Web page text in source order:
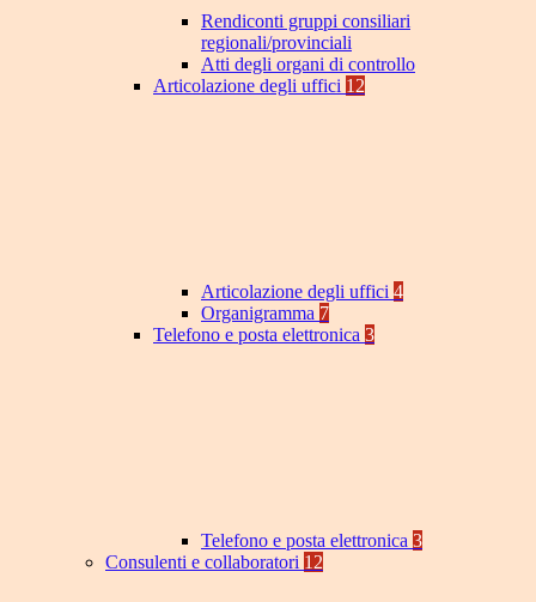
Rendiconti gruppi consiliari
regionali/provinciali
Atti degli organi di controllo
Articolazione degli uffici 12
Articolazione degli uffici 4
Organigramma 7
Telefono e posta elettronica 3
Telefono e posta elettronica 3
Consulenti e collaboratori 12